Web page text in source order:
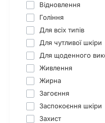
Відновлення
Гоління
Для всіх типів
Для чутливої шкіри
Для щоденного
Живлення
Жирна
Загоєння
Заспокоєння шкіри
Захист